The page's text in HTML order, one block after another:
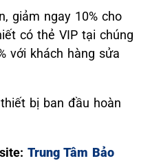
giảm ngay 10% cho
có thẻ VIP tại chúng
với khách hàng sửa
bị ban đầu hoàn
Trung Tâm Bảo